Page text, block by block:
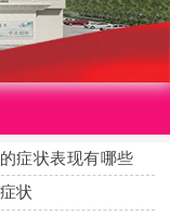
症状表现有哪些
状